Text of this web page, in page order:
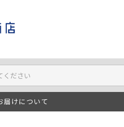
けについて